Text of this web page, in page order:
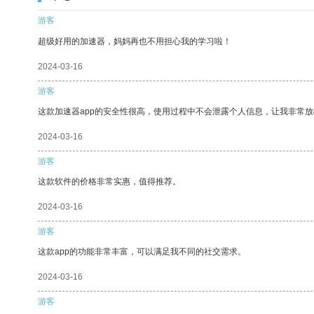
游客
超级好用的加速器，妈妈再也不用担心我的学习啦！
2024-03-16
游客
这款加速器app的安全性很高，使用过程中不会泄露个人信息，让我非常
2024-03-16
游客
这款软件的价格非常实惠，值得推荐。
2024-03-16
游客
这款app的功能非常丰富，可以满足我不同的社交需求。
2024-03-16
游客